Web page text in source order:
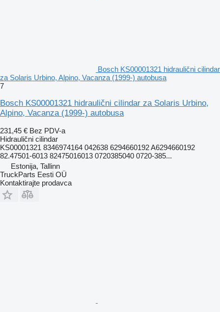
Bosch KS00001321 hidraulični cilindar
za Solaris Urbino, Alpino, Vacanza (1999-) autobusa
7
Bosch KS00001321 hidraulični cilindar za Solaris Urbino,
Alpino, Vacanza (1999-) autobusa
231,45 € Bez PDV-a
Hidraulični cilindar
KS00001321 8346974164 042638 6294660192 A6294660192
82.47501-6013 82475016013 0720385040 0720-385...
Estonija, Tallinn
TruckParts Eesti OÜ
Kontaktirajte prodavca